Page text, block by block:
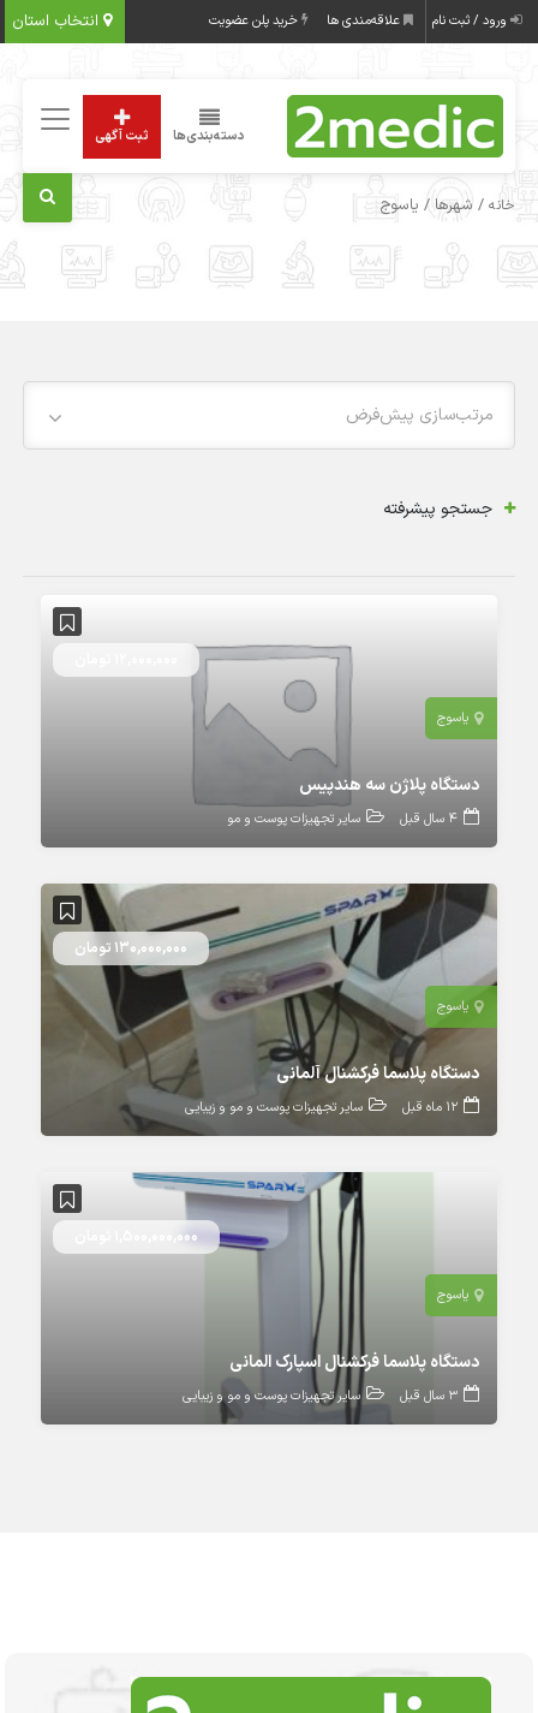
انتخاب استان ورود / ثبت نام علاقه‌مندی ها خرید پلن عضویت
دسته‌بندی‌ها ثبت آگهی
خانه / شهرها / یاسوج
مرتب‌سازی پیش‌فرض
جستجو پیشرفته
یاسوج
دستگاه پلاژن سه هندپیس
4 سال قبل سایر تجهیزات پوست و مو
یاسوج
130,000,000 تومان
دستگاه پلاسما فرکشنال آلمانی
12 ماه قبل سایر تجهیزات پوست و مو و زیبایی
یاسوج
1,500,000,000 تومان
دستگاه پلاسما فرکشنال اسپارک المانی
3 سال قبل سایر تجهیزات پوست و مو و زیبایی